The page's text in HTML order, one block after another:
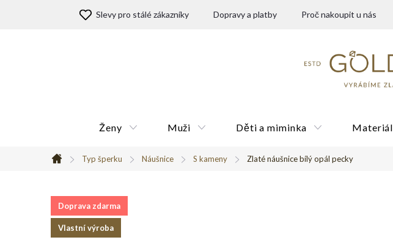
Slevy pro stálé zákazníky Dopravy a platby Proč nakoupit u nás
Ženy
Muži Děti a miminka Materiál
Domů
Typ šperku Náušnice S kameny Zlaté náušnice bílý opál pecky
Doprava zdarma
Vlastní výroba